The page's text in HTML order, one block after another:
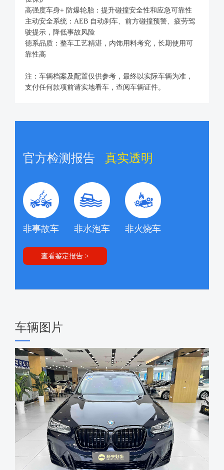
高强度车身+ 防爆轮胎：提升碰撞安全性和应急可靠性
主动安全系统：AEB 自动刹车、前方碰撞预警、疲劳驾
驶提示，降低事故风险
德系品质：整车工艺精湛，内饰用料考究，长期使用可
靠性高
注：车辆档案及配置仅供参考，最终以实际车辆为准，
支付任何款项前请实地看车，查阅车辆证件。
官方检测报告 真实透明
非事故车 非水泡车 非火烧车
查看鉴定报告 >
车辆图片